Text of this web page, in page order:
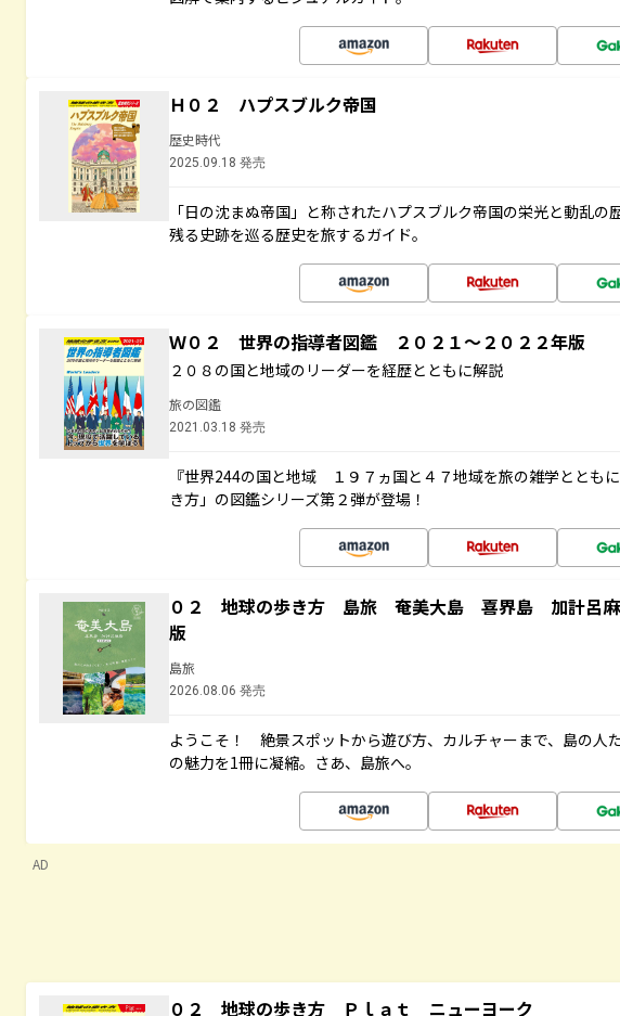
Ｈ０２ ハプスブルク帝国
歴史時代
2025.09.18 発売
「日の沈まぬ帝国」と称されたハプスブルク帝国の栄光と動乱の
残る史跡を巡る歴史を旅するガイド。
Ｗ０２ 世界の指導者図鑑 ２０２１～２０２２年版
２０８の国と地域のリーダーを経歴とともに解説
旅の図鑑
2021.03.18 発売
『世界244の国と地域 １９７ヵ国と４７地域を旅の雑学ととも
き方」の図鑑シリーズ第２弾が登場！
０２ 地球の歩き方 島旅 奄美大島 喜界島 加計呂麻
版
島旅
2026.08.06 発売
ようこそ！ 絶景スポットから遊び方、カルチャーまで、島の人
の魅力を1冊に凝縮。さあ、島旅へ。
AD
０２ 地球の歩き方 Ｐｌａｔ ニューヨーク